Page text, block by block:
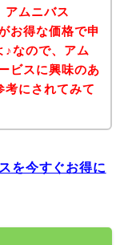
アムニバス
お得な価格で申
♪なので、アム
ビスに興味のあ
考にされてみて
を今すぐお得に